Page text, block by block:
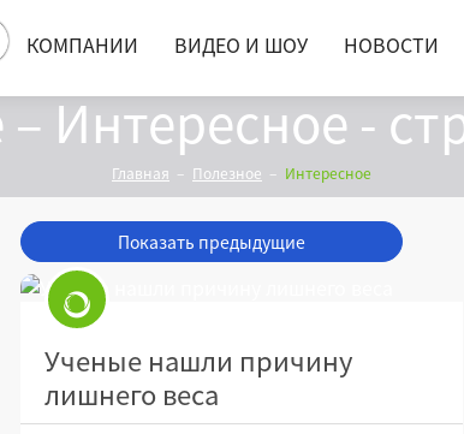
КОМПАНИИ ВИДЕО И ШОУ НОВОСТИ
Интересное -
Главная Полезное Интересное
Показать предыдущие
Ученые нашли причину
лишнего веса